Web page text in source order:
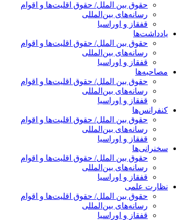
حقوق بین الملل/ حقوق اقلیت‌ها و اقوام
رسانه‌های بین‌المللی
قفقاز و اوراسیا
یادداشت‌ها
حقوق بین الملل/ حقوق اقلیت‌ها و اقوام
رسانه‌های بین‌المللی
قفقاز و اوراسیا
مصاحبه‌ها
حقوق بین الملل/ حقوق اقلیت‌ها و اقوام
رسانه‌های بین‌المللی
قفقاز و اوراسیا
کنفرانس‌ها
حقوق بین الملل/ حقوق اقلیت‌ها و اقوام
رسانه‌های بین‌المللی
قفقاز و اوراسیا
سخنرانی‌ها
حقوق بین الملل/ حقوق اقلیت‌ها و اقوام
رسانه‌های بین‌المللی
قفقاز و اوراسیا
نظارت علمی
حقوق بین الملل/ حقوق اقلیت‌ها و اقوام
رسانه‌های بین‌المللی
قفقاز و اوراسیا